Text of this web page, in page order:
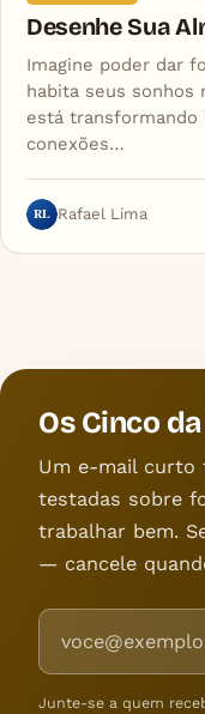
Desenhe Sua
Imagine poder dar
habita seus sonhos
está transformando
conexões…
RL Rafael Lima
Os Cinco
Um e-mail curto
testadas sobre
trabalhar bem.
— cancele
Endereço de e-
Junte-se a quem